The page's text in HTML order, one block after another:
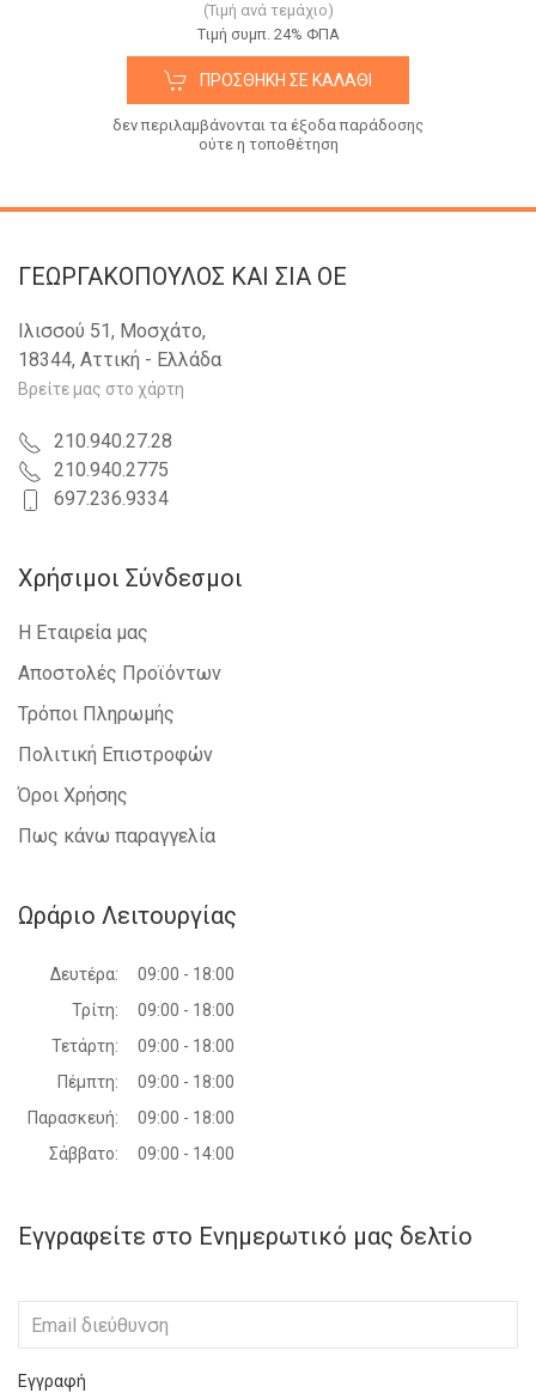
(Τιμή ανά τεμάχιο)
Tιμή συμπ. 24% ΦΠΑ
ΠΡΟΣΘΉΚΗ ΣΕ ΚΑΛΆΘΙ
δεν περιλαμβάνονται τα έξοδα παράδοσης
ούτε η τοποθέτηση
ΓΕΩΡΓΑΚΟΠΟΥΛΟΣ KAI ΣΙΑ OE
Ιλισσού 51, Μοσχάτο,
18344, Αττική - Ελλάδα
Βρείτε μας στο χάρτη
210.940.27.28
210.940.2775
697.236.9334
Χρήσιμοι Σύνδεσμοι
Η Εταιρεία μας
Αποστολές Προϊόντων
Τρόποι Πληρωμής
Πολιτική Επιστροφών
Όροι Χρήσης
Πως κάνω παραγγελία
Ωράριο Λειτουργίας
Δευτέρα:
09:00 - 18:00
Τρίτη:
09:00 - 18:00
Τετάρτη:
09:00 - 18:00
Πέμπτη:
09:00 - 18:00
Παρασκευή:
09:00 - 18:00
Σάββατο:
09:00 - 14:00
Εγγραφείτε στο Ενημερωτικό μας δελτίο
Εγγραφή